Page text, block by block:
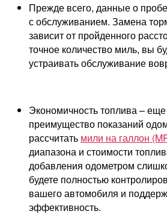
Прежде всего, данные о
с обслуживанием. Замена
зависит от пройденного
точное количество миль, вы
устраивать обслуживание
Экономичность топлива –
преимущество показаний
рассчитать мили на галлон
диапазона и стоимости
добавления одометром
будете полностью
вашего автомобиля и
эффективность.